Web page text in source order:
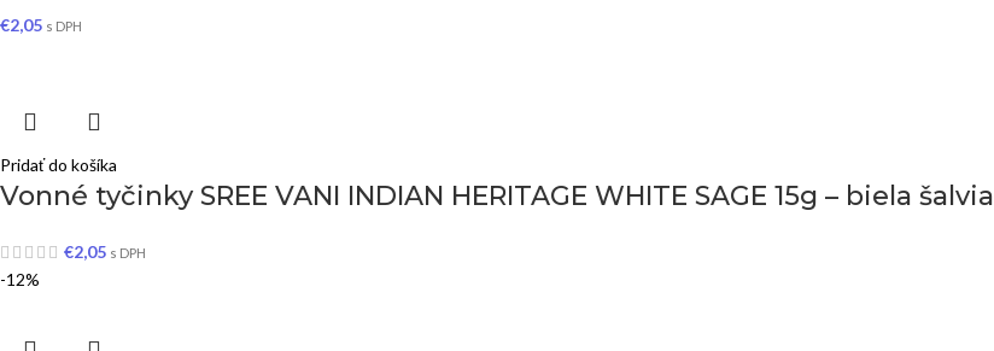
€2,05 s DPH
Pridať do košíka
Vonné tyčinky SREE VANI INDIAN HERITAGE WHITE SAGE 15g – biela šalvia
€2,05 s DPH
-12%